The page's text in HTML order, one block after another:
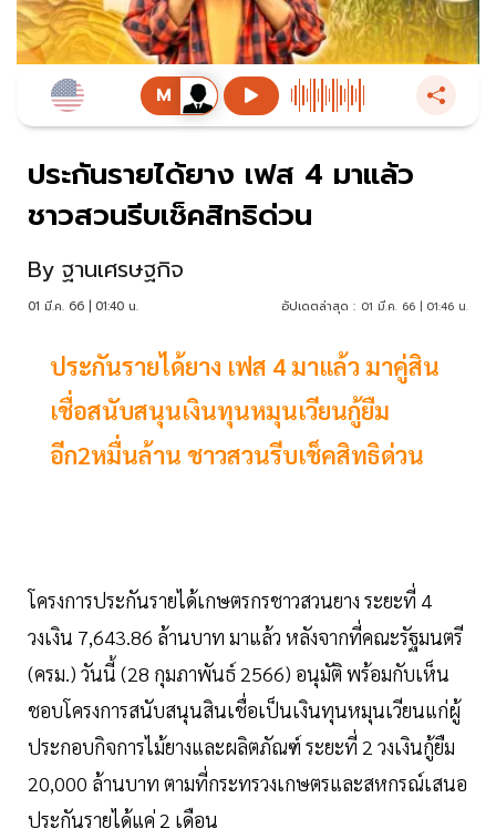
ประกันรายได้ยาง เฟส 4 มาแล้ว
ชาวสวนรีบเช็คสิทธิด่วน
By ฐานเศรษฐกิจ
01 มี.ค. 66 | 01:40 น. อัปเดตล่าสุด : 01 มี.ค. 66 | 01:46 น.
ประกันรายได้ยาง เฟส 4 มาแล้ว มาคู่สิน
เชื่อสนับสนุนเงินทุนหมุนเวียนกู้ยืม
อีก2หมื่นล้าน ชาวสวนรีบเช็คสิทธิด่วน
โครงการประกันรายได้เกษตรกรชาวสวนยาง ระยะที่ 4
วงเงิน 7,643.86 ล้านบาท มาแล้ว หลังจากที่คณะรัฐมนตรี
(ครม.) วันนี้ (28 กุมภาพันธ์ 2566) อนุมัติ พร้อมกับเห็น
ชอบโครงการสนับสนุนสินเชื่อเป็นเงินทุนหมุนเวียนแก่ผู้
ประกอบกิจการไม้ยางและผลิตภัณฑ์ ระยะที่ 2 วงเงินกู้ยืม
20,000 ล้านบาท ตามที่กระทรวงเกษตรและสหกรณ์เสนอ
ประกันรายได้แค่ 2 เดือน